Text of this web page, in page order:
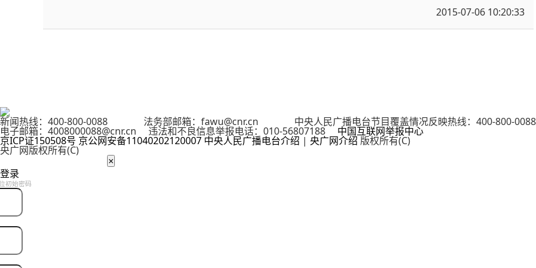
2015-07-06 10:20:33
新闻热线：400-800-0088 法务部邮箱：fawu@cnr.cn 中央人民广播电台节目覆盖情况反映热线：400-800-0088
电子邮箱：4008000088@cnr.cn 违法和不良信息举报电话：010-56807188 中国互联网举报中心
京ICP证150508号 京公网安备11040202120007 中央人民广播电台介绍 | 央广网介绍 版权所有(C)
央广网版权所有(C)
×
录
初始密码